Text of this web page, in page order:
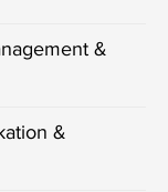
&
&